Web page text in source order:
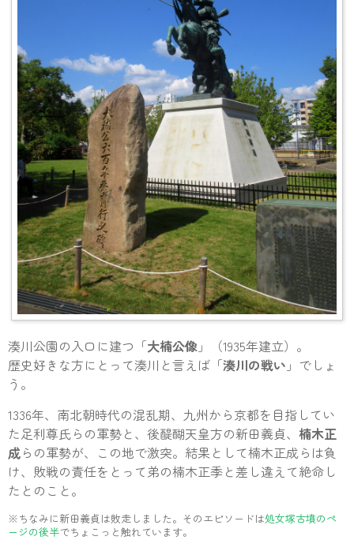
湊川公園の入口に建つ「大楠公像 」（1935年建立）。
歴史好きな方にとって湊川と言えば「湊川の戦い 」でしょ
う。
1336年、南北朝時代の混乱期、九州から京都を目指してい
た足利尊氏らの軍勢と、後醍醐天皇方の新田義貞、 楠木正
成らの軍勢が、この地で激突。結果として楠木正成らは負
け、敗戦の責任をとって弟の楠木正季と差し違えて絶命し
たとのこと。
※ちなみに新田義貞は敗走しました。そのエピソードは処女塚古墳のペ
ージの後半でちょこっと触れています。